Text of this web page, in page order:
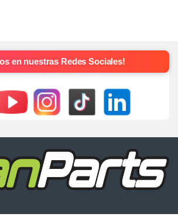
en nuestras Redes Sociales!